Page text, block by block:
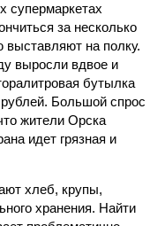
супермаркетах
за несколько
выставляют на полку.
выросли вдвое и
бутылка
Большой спрос
жители Орска
идет грязная и
хлеб, крупы,
хранения. Найти